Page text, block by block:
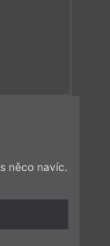
něco navíc.